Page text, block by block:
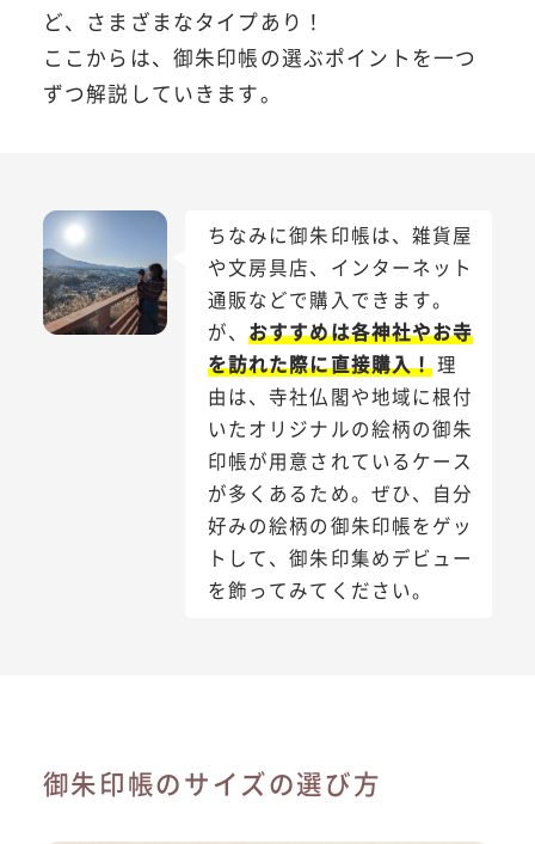
ど、さまざまなタイプあり！
ここからは、御朱印帳の選ぶポイントを一つ
ずつ解説していきます。
ちなみに御朱印帳は、雑貨屋
や文房具店、インターネット
通販などで購入できます。
が、おすすめは各神社やお寺
を訪れた際に直接購入！理
由は、寺社仏閣や地域に根付
いたオリジナルの絵柄の御朱
印帳が用意されているケース
が多くあるため。ぜひ、自分
好みの絵柄の御朱印帳をゲッ
トして、御朱印集めデビュー
を飾ってみてください。
御朱印帳のサイズの選び方